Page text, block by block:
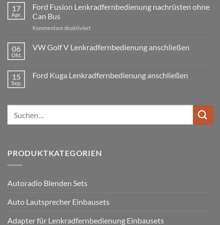
Radio
Tausch
1
DIN
DIN
Passat
was
benötigt
17
Apr.
Ford Fusion Lenkradfernbedienung nachrüsten ohne
Can Bus
Kommentare deaktiviertfür
Fusion
Lenkradfernbedienung
Can
06
Okt.
VW Golf V Lenkradfernbedienung anschließen
VW
15
Sep.
Ford Kuga Lenkradfernbedienung anschließen
Ford
Lenkradfernbedienung
anschließen
PRODUKTKATEGORIEN
Autoradio Blenden Sets
Auto Lautsprecher Einbausets
Adapter für Lenkradfernbedienung Einbausets